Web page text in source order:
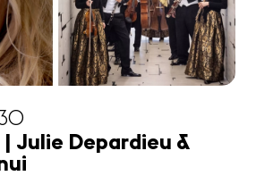
Julie Depardieu &